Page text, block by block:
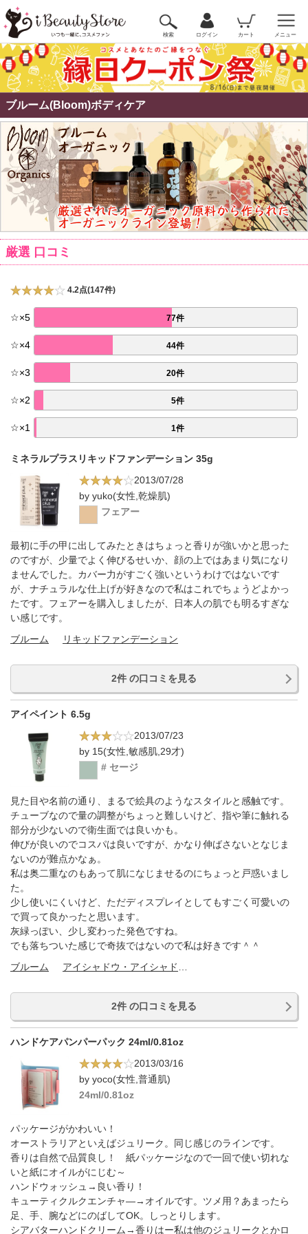
検索 ログイン カート メニュー
ブルーム(Bloom)ボディケア
厳選 口コミ
4.2点(147件)
☆×5 77件
☆×4 44件
☆×3 20件
☆×2 5件
☆×1 1件
ミネラルプラスリキッドファンデーション 35g
2013/07/28
by yuko(女性,乾燥肌)
フェアー
最初に手の甲に出してみたときはちょっと香りが強いかと思った
のですが、少量でよく伸びるせいか、顔の上ではあまり気になり
ませんでした。カバー力がすごく強いというわけではないです
が、ナチュラルな仕上げが好きなので私はこれでちょうどよかっ
たです。フェアーを購入しましたが、日本人の肌でも明るすぎな
い感じです。
ブルーム
リキッドファンデーション
2件 の口コミを見る
アイペイント 6.5g
2013/07/23
by 15(女性,敏感肌,29才)
# セージ
見た目や名前の通り、まるで絵具のようなスタイルと感触です。
チューブなので量の調整がちょっと難しいけど、指や筆に触れる
部分が少ないので衛生面では良いかも。
伸びが良いのでコスパは良いですが、かなり伸ばさないとなじま
ないのが難点かなぁ。
私は奥二重なのもあって肌になじませるのにちょっと戸惑いまし
た。
少し使いにくいけど、ただディスプレイとしてもすごく可愛いの
で買って良かったと思います。
灰緑っぽい、少し変わった発色ですね。
でも落ちついた感じで奇抜ではないので私は好きです＾＾
ブルーム
2件 の口コミを見る
ハンドケアパンパーパック 24ml/0.81oz
2013/03/16
by yoco(女性,普通肌)
24ml/0.81oz
パッケージがかわいい！
オーストラリアといえばジュリーク。同じ感じのラインです。
香りは自然で品質良し！ 紙パッケージなので一回で使い切れな
いと紙にオイルがにじむ～
ハンドウォッシュ→良い香り！
キューティクルクエンチャ―→オイルです。ツメ用？あまったら
足、手、腕などにのばしてOK。しっとりします。
シアバターハンドクリーム→香りはー私は他のジュリークとかロ